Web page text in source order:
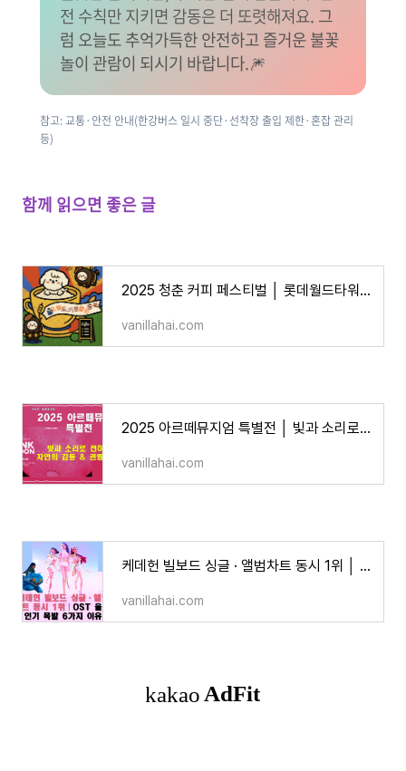
전 수칙만 지키면 감동은 더 또렷해져요. 그
럼 오늘도 추억가득한 안전하고 즐거운 불꽃
놀이 관람이 되시기 바랍니다.🎆
참고: 교통·안전 안내(한강버스 일시 중단·선착장 출입 제한·혼잡 관리
등)
함께 읽으면 좋은 글
2025 청춘 커피 페스티벌 │ 롯데월드타워 잔디광장 : 시음회·라이브 공연
vanillahai.com
2025 아르떼뮤지엄 특별전 │ 빛과 소리로 전하는 자연의 감동
vanillahai.com
케데헌 빌보드 싱글 · 앨범차트 동시 1위 │ OST 올킬! 인기 폭발 6가지 이유
vanillahai.com